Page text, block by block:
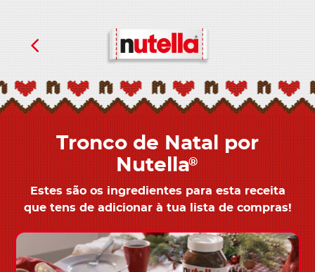
Tronco de Natal por
Nutella®
Estes são os ingredientes para esta receita
que tens de adicionar à tua lista de compras!